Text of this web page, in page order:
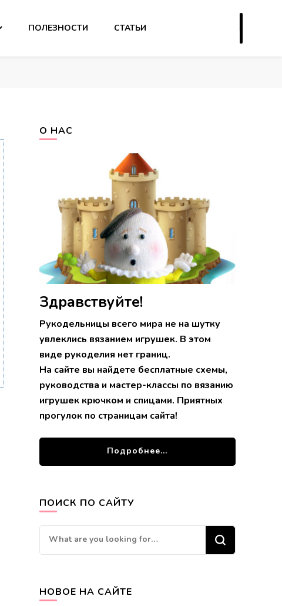
ПОЛЕЗНОСТИ СТАТЬИ
О НАС
Здравствуйте!
Рукодельницы всего мира не на шутку
увлеклись вязанием игрушек. В этом
виде рукоделия нет границ.
На сайте вы найдете бесплатные схемы,
руководства и мастер-классы по вязанию
игрушек крючком и спицами. Приятных
прогулок по страницам сайта!
Подробнее...
ПОИСК ПО САЙТУ
Looking
for
НОВОЕ НА САЙТЕ